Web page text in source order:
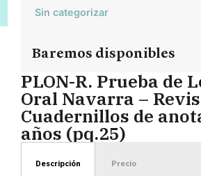
Sin categorizar
Baremos disponibles
PLON-R. Prueba de
Oral Navarra –
Cuadernillos de
años (pq.25)
Descripción Precio